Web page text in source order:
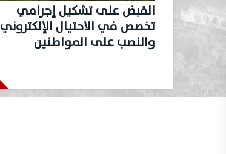
القبض على تشكيل إجرامي
تخصص في الاحتيال الإلكتروني
والنصب على المواطنين